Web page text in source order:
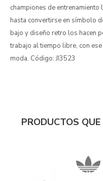
championes de
hasta convertirse en símbolo
bajo y diseño retro los hacen
trabajo al tiempo libre, con
moda. Código: JI3523
PRODUCTOS